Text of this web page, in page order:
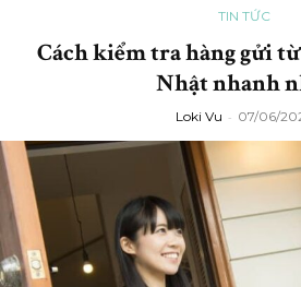
TIN TỨC
Cách kiểm tra hàng gửi
Nhật nhanh
Loki Vu - 07/06/